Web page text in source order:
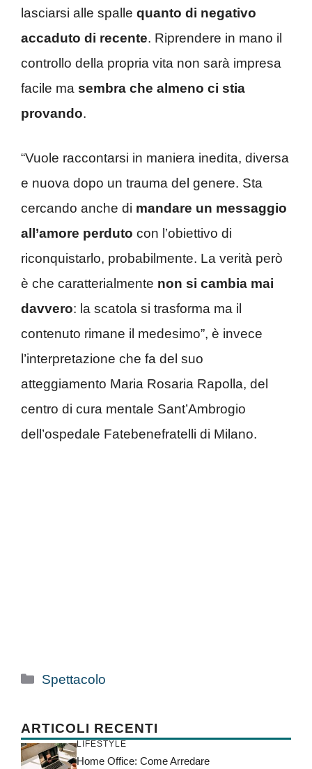
lasciarsi alle spalle quanto di negativo
accaduto di recente. Riprendere in mano il
controllo della propria vita non sarà impresa
facile ma sembra che almeno ci stia
provando.
“Vuole raccontarsi in maniera inedita, diversa
e nuova dopo un trauma del genere. Sta
cercando anche di mandare un messaggio
all’amore perduto con l’obiettivo di
riconquistarlo, probabilmente. La verità però
è che caratterialmente non si cambia mai
davvero: la scatola si trasforma ma il
contenuto rimane il medesimo”, è invece
l’interpretazione che fa del suo
atteggiamento Maria Rosaria Rapolla, del
centro di cura mentale Sant’Ambrogio
dell’ospedale Fatebenefratelli di Milano.
Categorie
Spettacolo
ARTICOLI RECENTI
LIFESTYLE
Home Office: Come Arredare